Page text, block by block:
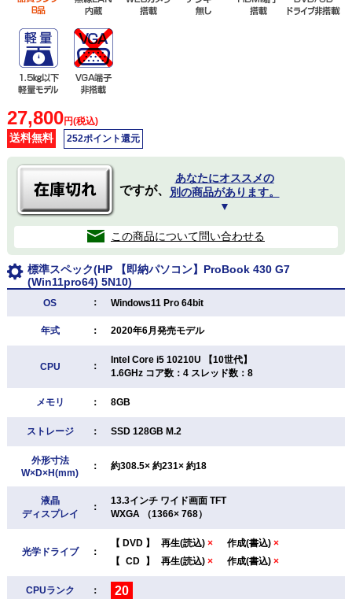
27,800円(税込)
送料無料 252ポイント還元
ですが、
あなたにオススメの
別の商品があります。
▼
この商品について問い合わせる
標準スペック(HP 【即納パソコン】ProBook 430 G7
(Win11pro64) 5N10)
OS ： Windows11 Pro 64bit
年式 ： 2020年6月発売モデル
CPU ：
Intel Core i5 10210U 【10世代】
1.6GHz コア数：4 スレッド数：8
メモリ ： 8GB
ストレージ ： SSD 128GB M.2
外形寸法
W×D×H(mm)
： 約308.5× 約231× 約18
液晶
ディスプレイ
：
13.3インチ ワイド画面 TFT
WXGA （1366× 768）
光学ドライブ ：
【 DVD 】 再生(読込) × 作成(書込) ×
【 CD 】 再生(読込) × 作成(書込) ×
CPUランク ： 20